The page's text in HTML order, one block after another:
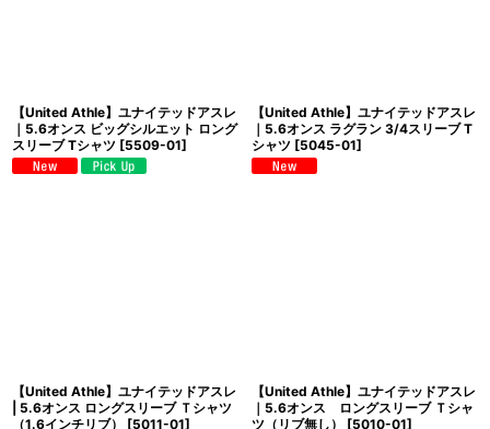
【United Athle】ユナイテッドアスレ
｜5.6オンス ビッグシルエット ロング
スリーブ Tシャツ [5509-01]
【United Athle】ユナイテッドアスレ
｜5.6オンス ラグラン 3/4スリーブ T
シャツ [5045-01]
【United Athle】ユナイテッドアスレ
| 5.6オンス ロングスリーブ Ｔシャツ
（1.6インチリブ）
[5011-01]
【United Athle】ユナイテッドアスレ
｜5.6オンス ロングスリーブ Ｔシャ
ツ（リブ無し）
[5010-01]